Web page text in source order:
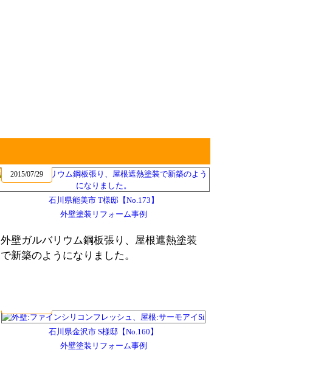
2015/07/29
石川県能美市 T様邸【No.173】
外壁塗装リフォーム事例
外壁ガルバリウム鋼板張り、屋根遮熱塗装
で新築のようになりました。
石川県金沢市 S様邸【No.160】
外壁塗装リフォーム事例